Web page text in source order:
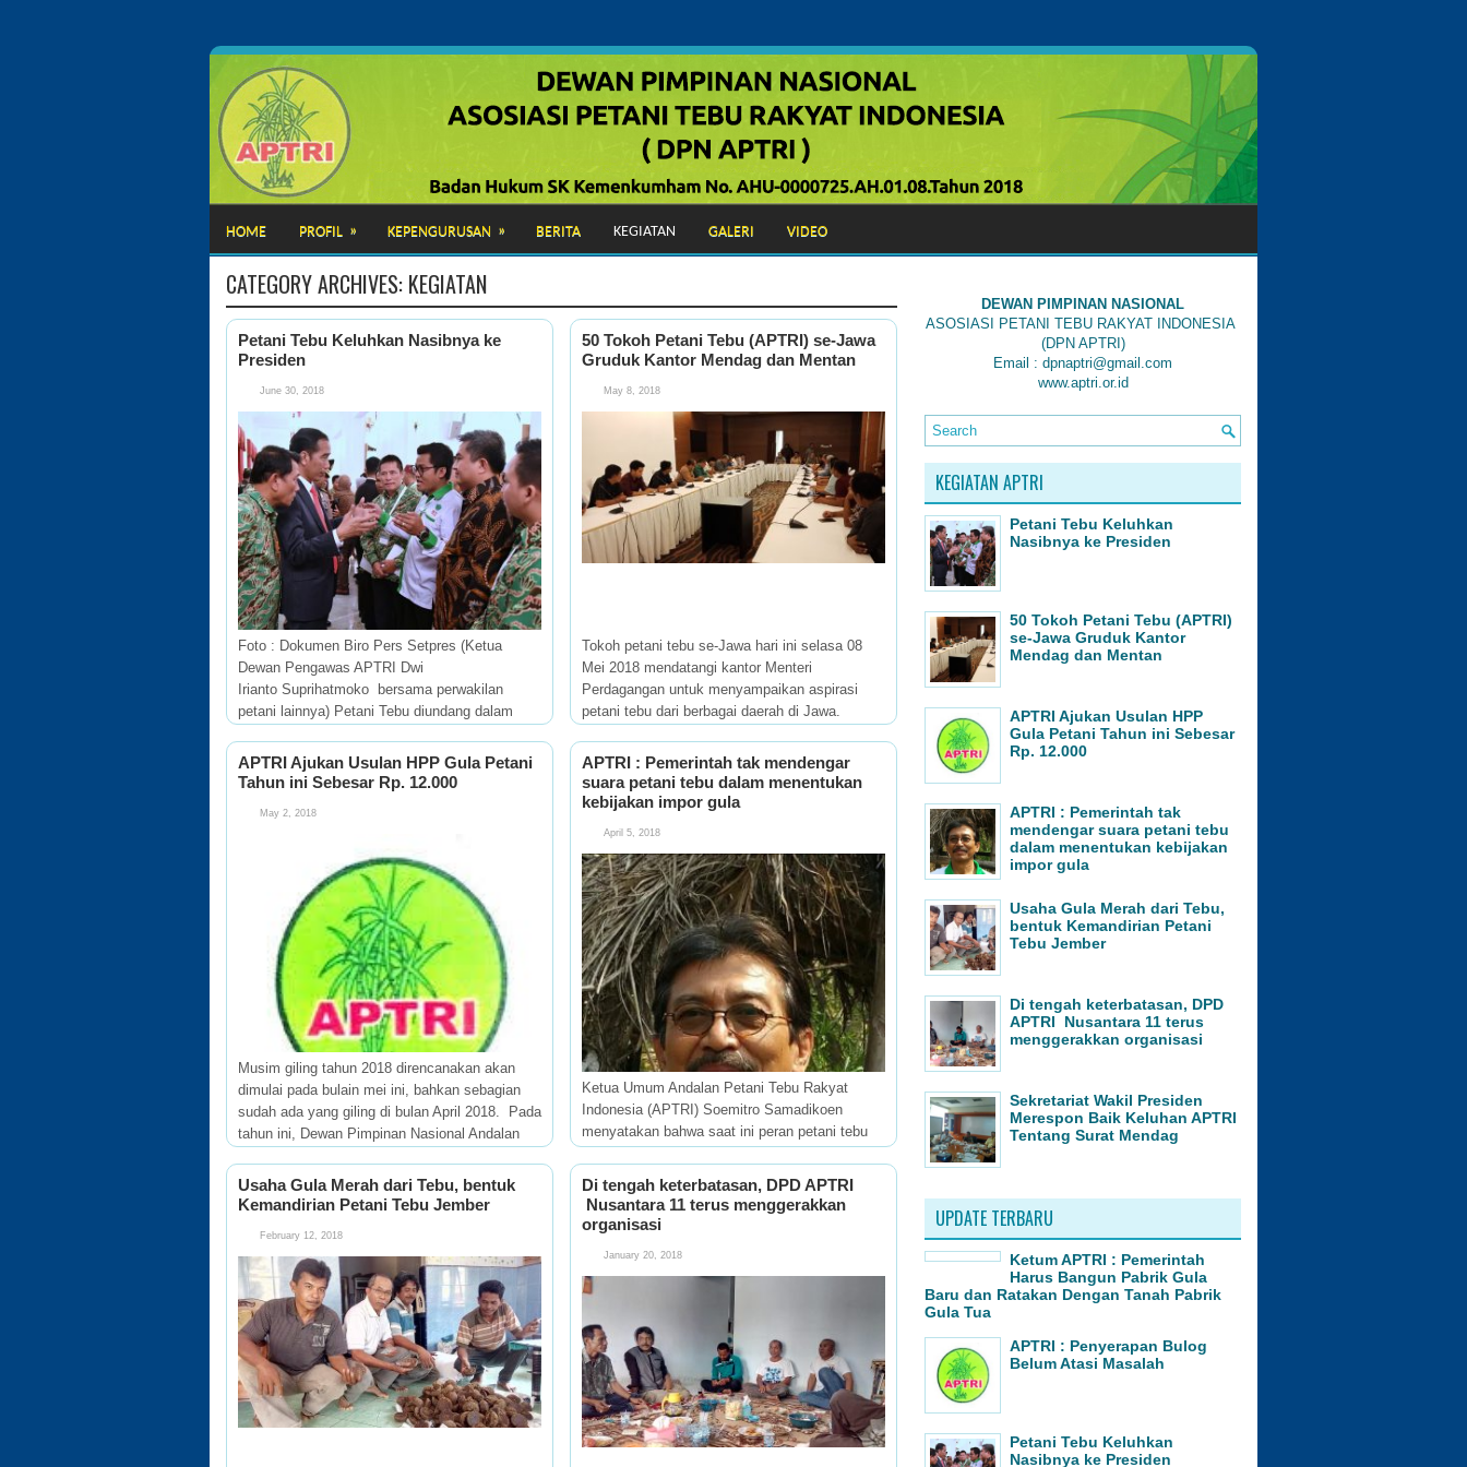
HOME PROFIL » KEPENGURUSAN » BERITA KEGIATAN GALERI VIDEO
CATEGORY ARCHIVES: KEGIATAN
Petani Tebu Keluhkan Nasibnya ke
Presiden
June 30, 2018
Foto : Dokumen Biro Pers Setpres (Ketua
Dewan Pengawas APTRI Dwi
Irianto Suprihatmoko bersama perwakilan
petani lainnya) Petani Tebu diundang dalam
Forum (ASAFF) 2018 di Istana Negara
50 Tokoh Petani Tebu (APTRI) se-Jawa
Gruduk Kantor Mendag dan Mentan
May 8, 2018
Tokoh petani tebu se-Jawa hari ini selasa 08
Mei 2018 mendatangi kantor Menteri
Perdagangan untuk menyampaikan aspirasi
petani tebu dari berbagai daerah di Jawa.
Pengawas DPN APTRI
APTRI Ajukan Usulan HPP Gula Petani
Tahun ini Sebesar Rp. 12.000
May 2, 2018
Musim giling tahun 2018 direncanakan akan
dimulai pada bulain mei ini, bahkan sebagian
sudah ada yang giling di bulan April 2018. Pada
tahun ini, Dewan Pimpinan Nasional Andalan
APTRI : Pemerintah tak mendengar
suara petani tebu dalam menentukan
kebijakan impor gula
April 5, 2018
Ketua Umum Andalan Petani Tebu Rakyat
Indonesia (APTRI) Soemitro Samadikoen
menyatakan bahwa saat ini peran petani tebu
mentah untuk kebutuhan gula kristal putih
(GKP) telah tiada. Padahal
Usaha Gula Merah dari Tebu, bentuk
Kemandirian Petani Tebu Jember
February 12, 2018
Di tengah keterbatasan, DPD APTRI
Nusantara 11 terus menggerakkan
organisasi
January 20, 2018
DEWAN PIMPINAN NASIONAL
ASOSIASI PETANI TEBU RAKYAT INDONESIA
(DPN APTRI)
Email : dpnaptri@gmail.com
www.aptri.or.id
KEGIATAN APTRI
Petani Tebu Keluhkan
Nasibnya ke Presiden
50 Tokoh Petani Tebu (APTRI)
se-Jawa Gruduk Kantor
Mendag dan Mentan
APTRI Ajukan Usulan HPP
Gula Petani Tahun ini Sebesar
Rp. 12.000
APTRI : Pemerintah tak
mendengar suara petani tebu
dalam menentukan kebijakan
impor gula
Usaha Gula Merah dari Tebu,
bentuk Kemandirian Petani
Tebu Jember
Di tengah keterbatasan, DPD
APTRI Nusantara 11 terus
menggerakkan organisasi
Sekretariat Wakil Presiden
Merespon Baik Keluhan APTRI
Tentang Surat Mendag
UPDATE TERBARU
Ketum APTRI : Pemerintah
Harus Bangun Pabrik Gula
Baru dan Ratakan Dengan Tanah Pabrik
Gula Tua
APTRI : Penyerapan Bulog
Belum Atasi Masalah
Petani Tebu Keluhkan
Nasibnya ke Presiden